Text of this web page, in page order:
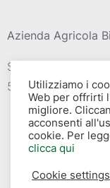
Azienda Agricola
Strada vic. Della
58015 – Albinia
Utilizziamo i
Web per offrirti
migliore.
acconsenti
cookie. Per
clicca qui
Cookie settings